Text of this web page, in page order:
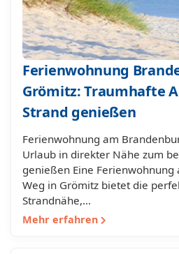
Ferienwohnung
Grömitz: Traumhafte
Strand genießen
Ferienwohnung am
Urlaub in direkter Nähe zum
genießen Eine
Weg in Grömitz bietet die
Strandnähe,…
Mehr erfahren